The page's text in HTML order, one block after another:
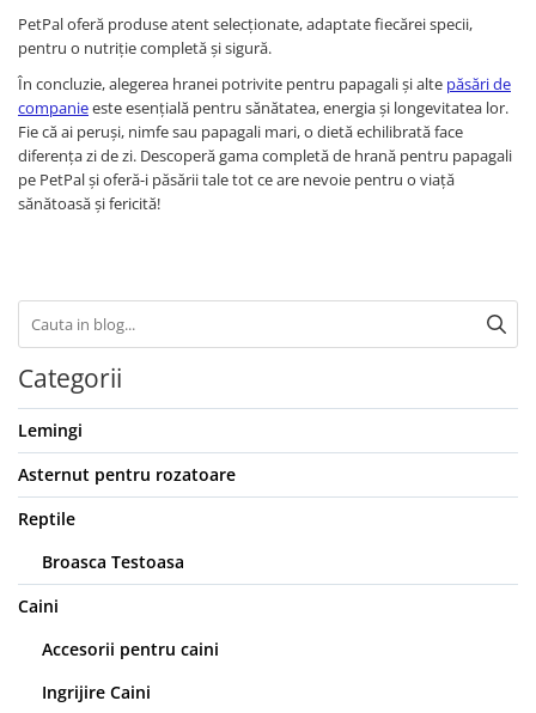
PetPal oferă produse atent selecționate, adaptate fiecărei specii,
pentru o nutriție completă și sigură.
În concluzie, alegerea hranei potrivite pentru papagali și alte păsări de
companieeste esențială pentru sănătatea, energia și longevitatea lor.
Fie că ai peruși, nimfe sau papagali mari, o dietă echilibrată face
diferența zi de zi. Descoperă gama completă de hrană pentru papagali
pe PetPal și oferă-i păsării tale tot ce are nevoie pentru o viață
sănătoasă și fericită!
Categorii
Lemingi
Asternut pentru rozatoare
Reptile
Broasca Testoasa
Caini
Accesorii pentru caini
Ingrijire Caini